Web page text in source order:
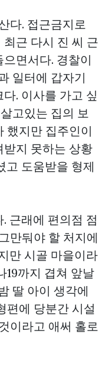
다. 접근금지로
근 다시 진 씨 근
면서다. 경찰이
일터에 갑자기
. 이사를 가고 싶
고있는 집의 보
했지만 집주인이
지 못하는 상황
고 도움받을 형제
근래에 편의점 점
만둬야 할 처지에
만 시골 마을이라
19까지 겹쳐 앞날
딸 아이 생각에
편에 당분간 시설
이라고 애써 홀로